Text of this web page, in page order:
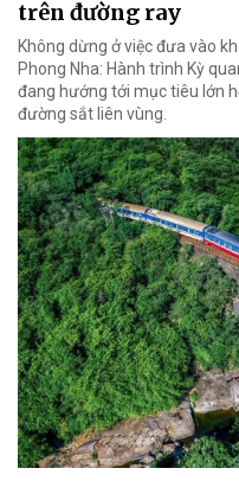
trên đường ray
Không dừng ở việc đưa vào
Phong Nha: Hành trình Kỳ
đang hướng tới mục tiêu lớn
đường sắt liên vùng.